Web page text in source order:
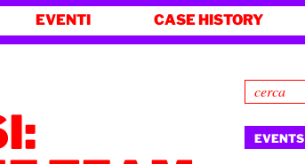
EVENTI CASE HISTORY
EVENTS